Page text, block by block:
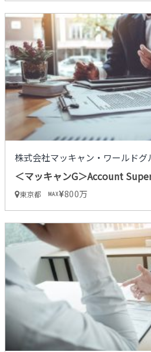
株式会社マッキャン・ワールドグ
＜マッキャンG＞Account
東京都 MAX 800万